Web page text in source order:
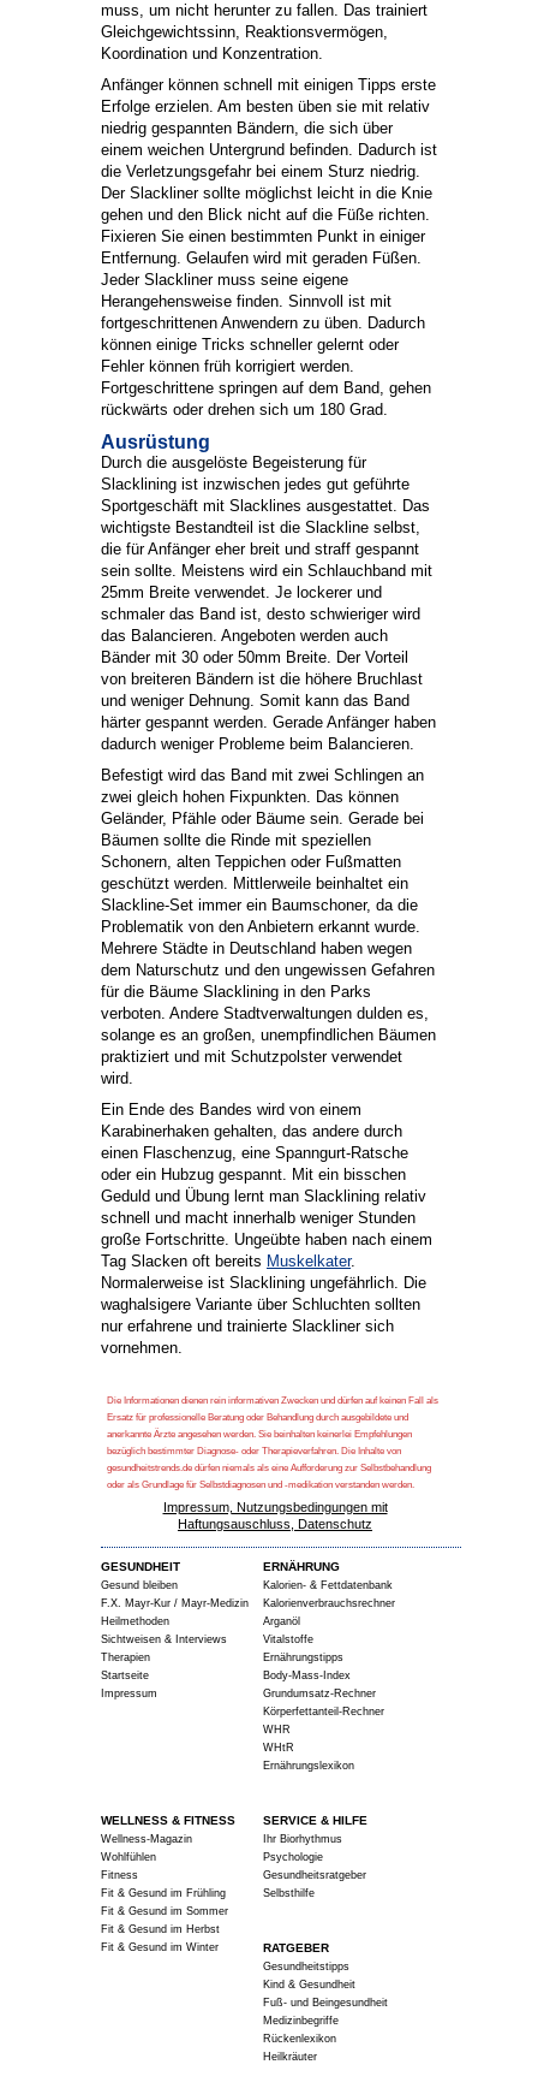
muss, um nicht herunter zu fallen. Das trainiert
Gleichgewichtssinn, Reaktionsvermögen,
Koordination und Konzentration.
Anfänger können schnell mit einigen Tipps erste
Erfolge erzielen. Am besten üben sie mit relativ
niedrig gespannten Bändern, die sich über
einem weichen Untergrund befinden. Dadurch ist
die Verletzungsgefahr bei einem Sturz niedrig.
Der Slackliner sollte möglichst leicht in die Knie
gehen und den Blick nicht auf die Füße richten.
Fixieren Sie einen bestimmten Punkt in einiger
Entfernung. Gelaufen wird mit geraden Füßen.
Jeder Slackliner muss seine eigene
Herangehensweise finden. Sinnvoll ist mit
fortgeschrittenen Anwendern zu üben. Dadurch
können einige Tricks schneller gelernt oder
Fehler können früh korrigiert werden.
Fortgeschrittene springen auf dem Band, gehen
rückwärts oder drehen sich um 180 Grad.
Ausrüstung
Durch die ausgelöste Begeisterung für
Slacklining ist inzwischen jedes gut geführte
Sportgeschäft mit Slacklines ausgestattet. Das
wichtigste Bestandteil ist die Slackline selbst,
die für Anfänger eher breit und straff gespannt
sein sollte. Meistens wird ein Schlauchband mit
25mm Breite verwendet. Je lockerer und
schmaler das Band ist, desto schwieriger wird
das Balancieren. Angeboten werden auch
Bänder mit 30 oder 50mm Breite. Der Vorteil
von breiteren Bändern ist die höhere Bruchlast
und weniger Dehnung. Somit kann das Band
härter gespannt werden. Gerade Anfänger haben
dadurch weniger Probleme beim Balancieren.
Befestigt wird das Band mit zwei Schlingen an
zwei gleich hohen Fixpunkten. Das können
Geländer, Pfähle oder Bäume sein. Gerade bei
Bäumen sollte die Rinde mit speziellen
Schonern, alten Teppichen oder Fußmatten
geschützt werden. Mittlerweile beinhaltet ein
Slackline-Set immer ein Baumschoner, da die
Problematik von den Anbietern erkannt wurde.
Mehrere Städte in Deutschland haben wegen
dem Naturschutz und den ungewissen Gefahren
für die Bäume Slacklining in den Parks
verboten. Andere Stadtverwaltungen dulden es,
solange es an großen, unempfindlichen Bäumen
praktiziert und mit Schutzpolster verwendet
wird.
Ein Ende des Bandes wird von einem
Karabinerhaken gehalten, das andere durch
einen Flaschenzug, eine Spanngurt-Ratsche
oder ein Hubzug gespannt. Mit ein bisschen
Geduld und Übung lernt man Slacklining relativ
schnell und macht innerhalb weniger Stunden
große Fortschritte. Ungeübte haben nach einem
Tag Slacken oft bereits Muskelkater.
Normalerweise ist Slacklining ungefährlich. Die
waghalsigere Variante über Schluchten sollten
nur erfahrene und trainierte Slackliner sich
vornehmen.
Die Informationen dienen rein informativen Zwecken und dürfen auf keinen Fall als
Ersatz für professionelle Beratung oder Behandlung durch ausgebildete und
anerkannte Ärzte angesehen werden. Sie beinhalten keinerlei Empfehlungen
bezüglich bestimmter Diagnose- oder Therapieverfahren. Die Inhalte von
gesundheitstrends.de dürfen niemals als eine Aufforderung zur Selbstbehandlung
oder als Grundlage für Selbstdiagnosen und -medikation verstanden werden.
Impressum, Nutzungsbedingungen mit
Haftungsauschluss, Datenschutz
GESUNDHEIT
Gesund bleiben
F.X. Mayr-Kur / Mayr-Medizin
Heilmethoden
Sichtweisen & Interviews
Therapien
Startseite
Impressum
ERNÄHRUNG
Kalorien- & Fettdatenbank
Kalorienverbrauchsrechner
Arganöl
Vitalstoffe
Ernährungstipps
Body-Mass-Index
Grundumsatz-Rechner
Körperfettanteil-Rechner
WHR
WHtR
Ernährungslexikon
WELLNESS & FITNESS
Wellness-Magazin
Wohlfühlen
Fitness
Fit & Gesund im Frühling
Fit & Gesund im Sommer
Fit & Gesund im Herbst
Fit & Gesund im Winter
SERVICE & HILFE
Ihr Biorhythmus
Psychologie
Gesundheitsratgeber
Selbsthilfe
RATGEBER
Gesundheitstipps
Kind & Gesundheit
Fuß- und Beingesundheit
Medizinbegriffe
Rückenlexikon
Heilkräuter